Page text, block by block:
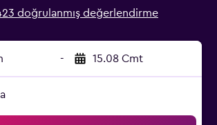
doğrulanmış değerlendirme
- 15.08 Cmt